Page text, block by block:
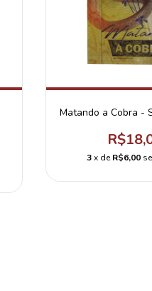
Matando a Cobra -
3x deR$6,00